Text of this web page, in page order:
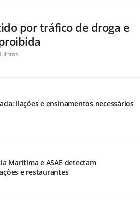
por tráfico de droga e
ilações e ensinamentos necessários
Marítima e ASAE detectam
e restaurantes